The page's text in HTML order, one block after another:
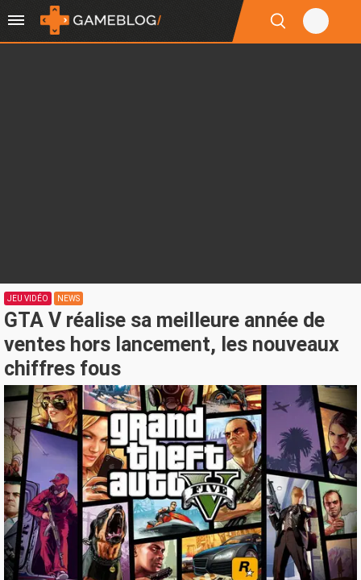
JEU VIDÉO NEWS
GTA V réalise sa meilleure année de
ventes hors lancement, les nouveaux
chiffres fous